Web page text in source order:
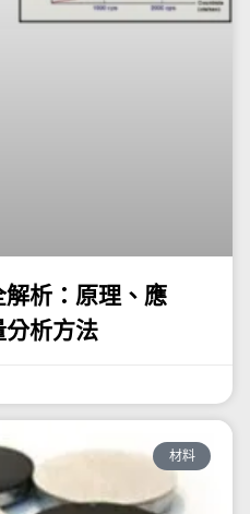
解析：原理、應
分析方法
材料